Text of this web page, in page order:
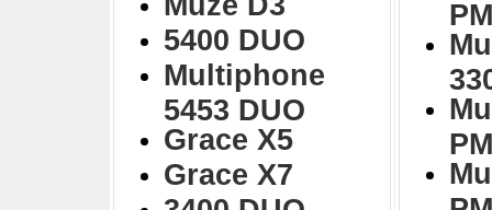
5400 DUO
Multiphone
5453 DUO
Grace X5
Grace X7